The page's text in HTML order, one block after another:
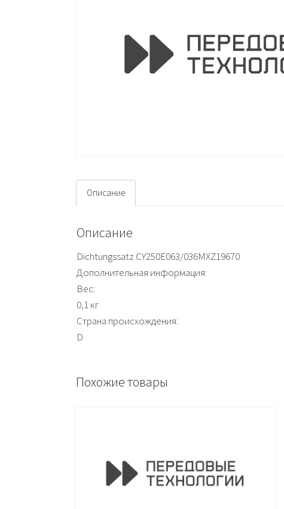
Описание
Описание
Dichtungssatz CY250E063/036MXZ19670
Дополнительная информация:
Вес:
0,1 кг
Страна происхождения:
D
Похожие товары